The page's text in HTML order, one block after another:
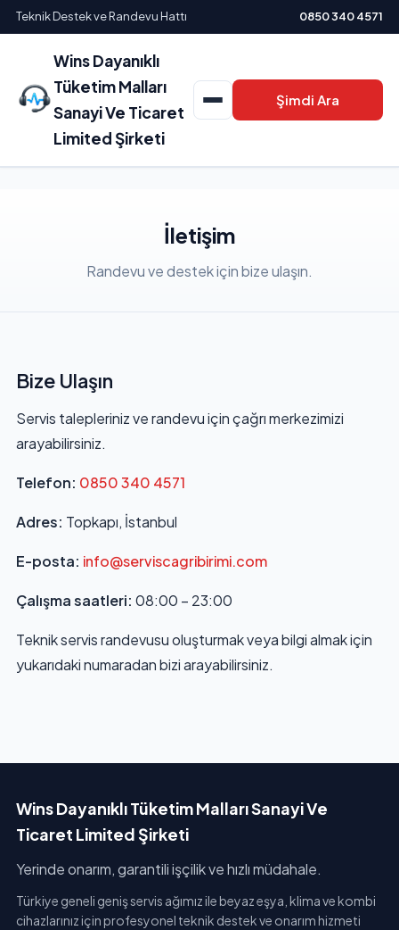
Teknik Destek ve Randevu Hattı 0850 340 4571
Wins Dayanıklı
Tüketim Malları
Sanayi Ve Ticaret
Limited Şirketi
Şimdi Ara
İletişim
Randevu ve destek için bize ulaşın.
Bize Ulaşın
Servis talepleriniz ve randevu için çağrı merkezimizi
arayabilirsiniz.
Telefon: 0850 340 4571
Adres: Topkapı, İstanbul
E-posta: info@serviscagribirimi.com
Çalışma saatleri: 08:00 – 23:00
Teknik servis randevusu oluşturmak veya bilgi almak için
yukarıdaki numaradan bizi arayabilirsiniz.
Wins Dayanıklı Tüketim Malları Sanayi Ve
Ticaret Limited Şirketi
Yerinde onarım, garantili işçilik ve hızlı müdahale.
Türkiye geneli geniş servis ağımız ile beyaz eşya, klima ve kombi
cihazlarınız için profesyonel teknik destek ve onarım hizmeti